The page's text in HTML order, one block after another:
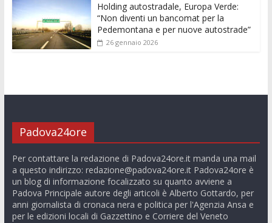
Holding autostradale, Europa Verde:
“Non diventi un bancomat per la
Pedemontana e per nuove autostrade”
26 gennaio 2026
Padova24ore
Per contattare la redazione di Padova24ore.it manda una mail
a questo indirizzo: redazione@padova24ore.itPadova24ore è
un blog di informazione focalizzato su quanto avviene a
Padova Principale autore degli articoli è Alberto Gottardo, per
anni giornalista di cronaca nera e politica per l'Agenzia Ansa e
per le edizioni locali di Gazzettino e Corriere del Veneto